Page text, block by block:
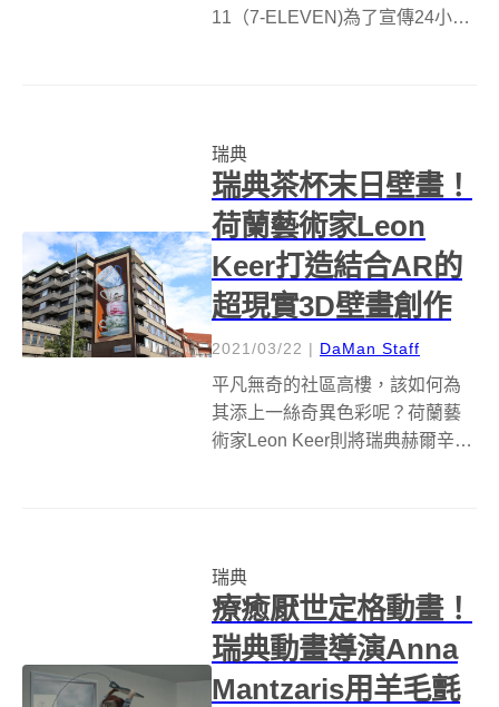
11（7-ELEVEN)為了宣傳24小時
提醒大家刷完牙要到7-1...
瑞典
瑞典茶杯末日壁畫！
荷蘭藝術家Leon
Keer打造結合AR的
超現實3D壁畫創作
2021/03/22 | DaMan Staff
平凡無奇的社區高樓，該如何為
其添上一絲奇異色彩呢？荷蘭藝
術家Leon Keer則將瑞典赫爾辛堡
讓這些茶杯有下一刻即要溢出傾
倒的...
瑞典
療癒厭世定格動畫！
瑞典動畫導演Anna
Mantzaris用羊毛氈